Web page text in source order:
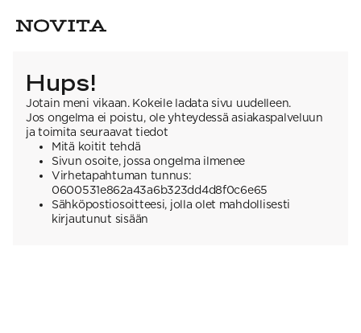
Hups!
Jotain meni vikaan. Kokeile ladata sivu uudelleen.
Jos ongelma ei poistu, ole yhteydessä asiakaspalveluun
ja toimita seuraavat tiedot
Mitä koitit tehdä
Sivun osoite, jossa ongelma ilmenee
Virhetapahtuman tunnus:
0600531e862a43a6b323dd4d8f0c6e65
Sähköpostiosoitteesi, jolla olet mahdollisesti
kirjautunut sisään